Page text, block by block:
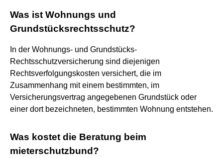
Was ist Wohnungs und
Grundstücksrechtsschutz?
In der Wohnungs- und Grundstücks-
Rechtsschutzversicherung sind diejenigen
Rechtsverfolgungskosten versichert, die im
Zusammenhang mit einem bestimmten, im
Versicherungsvertrag angegebenen Grundstück oder
einer dort bezeichneten, bestimmten Wohnung entstehen.
Was kostet die Beratung beim
mieterschutzbund?